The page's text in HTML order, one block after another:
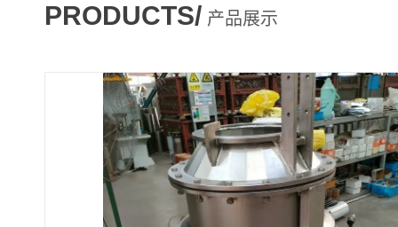
PRODUCTS/ 产品展示